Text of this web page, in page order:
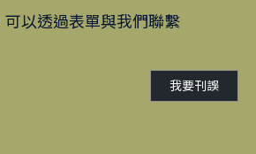
可以透過表單與我們聯繫
我要刊誤